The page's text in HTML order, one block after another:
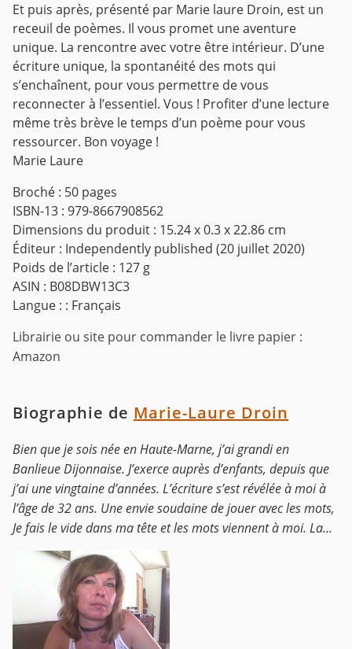
Et puis après, présenté par Marie laure Droin, est un
receuil de poèmes. Il vous promet une aventure
unique. La rencontre avec votre être intérieur. D’une
écriture unique, la spontanéité des mots qui
s’enchaînent, pour vous permettre de vous
reconnecter à l’essentiel. Vous ! Profiter d’une lecture
même très brève le temps d’un poème pour vous
ressourcer. Bon voyage !
Marie Laure
Broché : 50 pages
ISBN-13 : 979-8667908562
Dimensions du produit : 15.24 x 0.3 x 22.86 cm
Éditeur : Independently published (20 juillet 2020)
Poids de l’article : 127 g
ASIN : B08DBW13C3
Langue : : Français
Librairie ou site pour commander le livre papier :
Amazon
Biographie de Marie-Laure Droin
Bien que je sois née en Haute-Marne, j’ai grandi en
Banlieue Dijonnaise. J’exerce auprès d’enfants, depuis que
j’ai une vingtaine d’années. L’écriture s’est révélée à moi à
l’âge de 32 ans. Une envie soudaine de jouer avec les mots,
Je fais le vide dans ma tête et les mots viennent à moi. La...